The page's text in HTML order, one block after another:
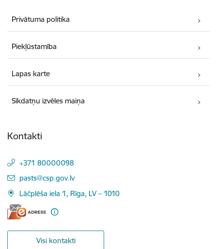
Privātuma politika
Piekļūstamība
Lapas karte
Sīkdatņu izvēles maiņa
Kontakti
+371 80000098
E-pasts:
pasts@csp.gov.lv
Lāčplēša iela 1, Rīga, LV – 1010
Visi kontakti